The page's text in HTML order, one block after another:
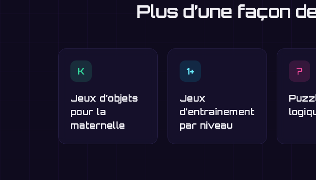
Plus d’une façon
K
Jeux d’objets
pour la
maternelle
1+
Jeux
d’entraînement
par niveau
?